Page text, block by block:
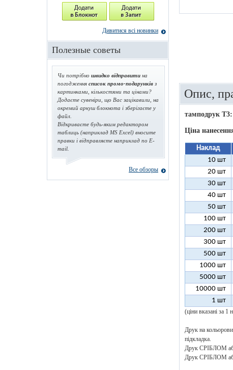
Опис,
тамподрук T3:
Ціна
Наклад
10 шт
20 шт
30 шт
40 шт
50 шт
100 шт
200 шт
300 шт
500 шт
1000 шт
5000 шт
10000 шт
1 шт
(ціни вказані за
Друк на
підкладка.
Друк СРІБЛОМ
Друк СРІБЛОМ
Дивитися всі новинки
Полезные советы
Чи потрібно швидко відправити на
погодження список промо-подарунків з
картинками, кількостями та цінами?
Додаєте сувеніри, що Вас зацікавили, на
окремий аркуш блокнота і зберігаєте у
файл.
Відкриваєте будь-яким редактором
таблиць (наприклад MS Excel) вносите
правки і відправляєте наприклад по E-
mail.
Все обзоры